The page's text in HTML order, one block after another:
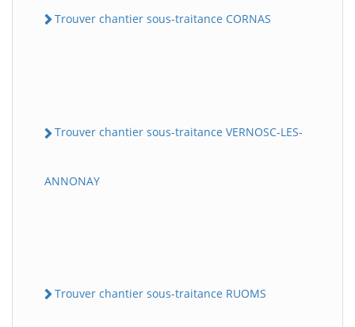
Trouver chantier sous-traitance CORNAS
Trouver chantier sous-traitance VERNOSC-LES-
ANNONAY
Trouver chantier sous-traitance RUOMS